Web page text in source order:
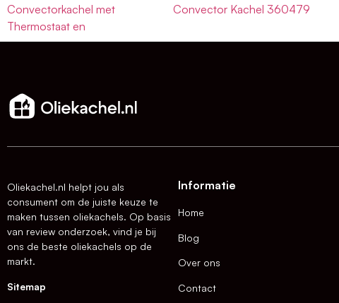
Convectorkachel met
Thermostaat en
Convector Kachel 360479
Oliekachel.nl helpt jou als
consument om de juiste keuze te
maken tussen oliekachels. Op basis
van review onderzoek, vind je bij
ons de beste oliekachels op de
markt.
Sitemap
Informatie
Home
Blog
Over ons
Contact